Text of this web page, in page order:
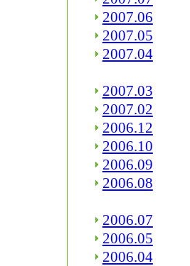
2007.06
2007.05
2007.04
2007.03
2007.02
2006.12
2006.10
2006.09
2006.08
2006.07
2006.05
2006.04